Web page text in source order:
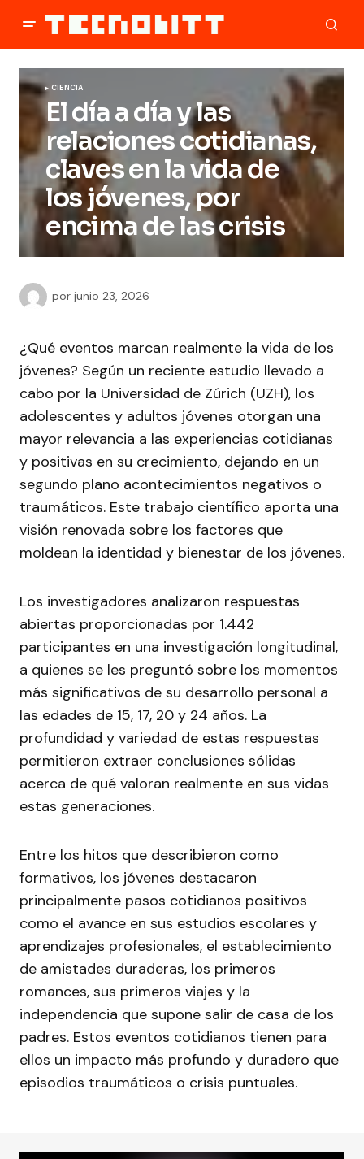
CIENCIA
El día a día y las
relaciones cotidianas,
claves en la vida de
los jóvenes, por
encima de las crisis
por junio 23, 2026
¿Qué eventos marcan realmente la vida de los
jóvenes? Según un reciente estudio llevado a
cabo por la Universidad de Zúrich (UZH), los
adolescentes y adultos jóvenes otorgan una
mayor relevancia a las experiencias cotidianas
y positivas en su crecimiento, dejando en un
segundo plano acontecimientos negativos o
traumáticos. Este trabajo científico aporta una
visión renovada sobre los factores que
moldean la identidad y bienestar de los jóvenes.
Los investigadores analizaron respuestas
abiertas proporcionadas por 1.442
participantes en una investigación longitudinal,
a quienes se les preguntó sobre los momentos
más significativos de su desarrollo personal a
las edades de 15, 17, 20 y 24 años. La
profundidad y variedad de estas respuestas
permitieron extraer conclusiones sólidas
acerca de qué valoran realmente en sus vidas
estas generaciones.
Entre los hitos que describieron como
formativos, los jóvenes destacaron
principalmente pasos cotidianos positivos
como el avance en sus estudios escolares y
aprendizajes profesionales, el establecimiento
de amistades duraderas, los primeros
romances, sus primeros viajes y la
independencia que supone salir de casa de los
padres. Estos eventos cotidianos tienen para
ellos un impacto más profundo y duradero que
episodios traumáticos o crisis puntuales.